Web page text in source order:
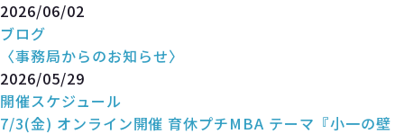
2026/06/02
ブログ
〈事務局からのお知らせ〉
2026/05/29
開催スケジュール
7/3(金) オンライン開催 育休プチMBA テーマ『小一の壁